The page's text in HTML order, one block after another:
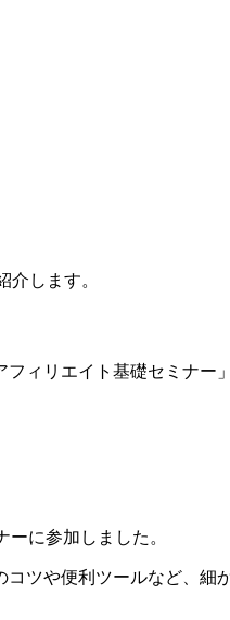
します。
ィリエイト基礎セミナー
に参加しました。
ツや便利ツールなど、細